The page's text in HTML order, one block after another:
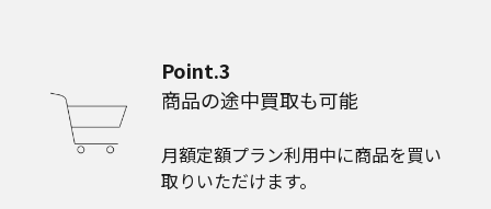
Point.3
商品の途中買取も可能
月額定額プラン利用中に商品を買い
取りいただけます。